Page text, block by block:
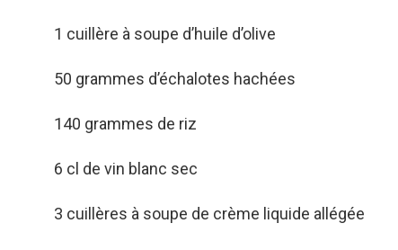
1 cuillère à soupe d’huile d’olive
50 grammes d’échalotes hachées
140 grammes de riz
6 cl de vin blanc sec
3 cuillères à soupe de crème liquide allégée